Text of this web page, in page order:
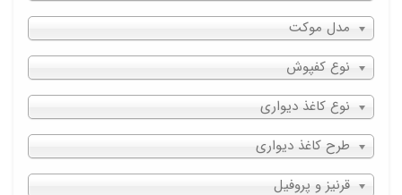
مدل موکت
نوع کفپوش
نوع کاغذ دیواری
طرح کاغذ دیواری
قرنیز و پروفیل